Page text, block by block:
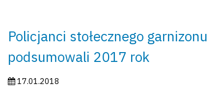
Policjanci stołecznego garnizonu
podsumowali 2017 rok
Data publikacji:
17.01.2018